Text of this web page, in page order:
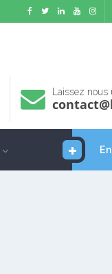
Laissez